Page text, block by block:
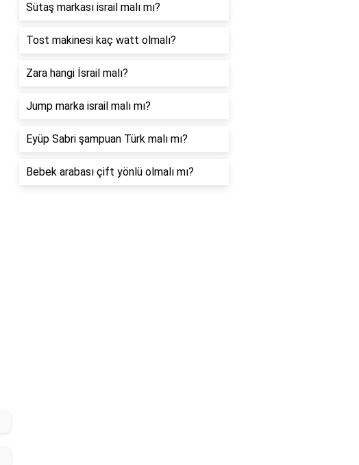
Sütaş markası israil malı mı?
Tost makinesi kaç watt olmalı?
Zara hangi İsrail malı?
Jump marka israil malı mı?
Eyüp Sabri şampuan Türk malı mı?
Bebek arabası çift yönlü olmalı mı?